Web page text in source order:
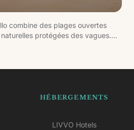
combine des plages ouvertes
protégées des vagues.
HÉBERGEMENTS
LIVVO Hotels